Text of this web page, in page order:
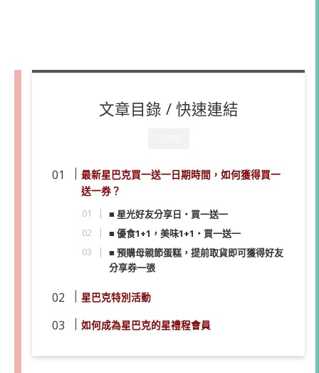
文章目錄 / 快速連結
最新星巴克買一送一日期時間，如何獲得買一
送一券？
■ 星光好友分享日・買一送一
■ 優食1+1，美味1+1・買一送一
■ 預購母親節蛋糕，提前取貨即可獲得好友
分享券一張
星巴克特別活動
如何成為星巴克的星禮程會員